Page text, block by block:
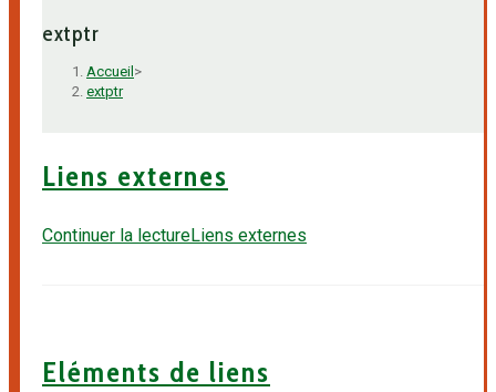
extptr
Accueil >
extptr
Liens externes
Continuer la lectureLiens externes
Eléments de liens